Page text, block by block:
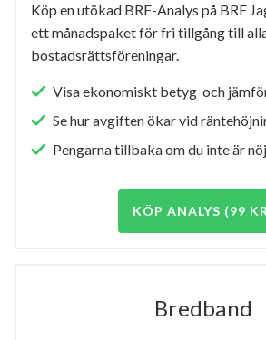
Köp en utökad BRF-Analys på BRF
ett månadspaket för fri tillgång till
bostadsrättsföreningar.
Visa ekonomiskt betyg och
Se hur avgiften ökar vid
Pengarna tillbaka om du inte är
KÖP ANALYS (99
Bredband